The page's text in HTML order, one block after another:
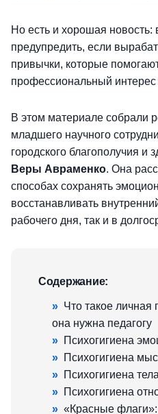
Но есть и хорошая
предупредить, если
привычки, которые
профессиональный
В этом материале собрали
младшего научного
городского благополучия
Веры Авраменко. Она
способах сохранять
восстанавливать
рабочего дня, так и в
Содержание:
» Что такое личная
она нужна педагогу
» Психогигиена
» Психогигиена
» Психогигиена тела
» Психогигиена
» «Красные флаги»: